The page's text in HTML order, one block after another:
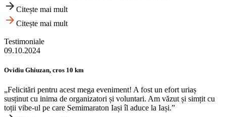
Citește mai mult
Citește mai mult
Testimoniale
09.10.2024
Ovidiu Ghiuzan, cros 10 km
„Felicitări pentru acest mega eveniment! A fost un efort uriaș
susținut cu inima de organizatori și voluntari. Am văzut și simțit cu
toții vibe-ul pe care Semimaraton Iași îl aduce la Iași.”